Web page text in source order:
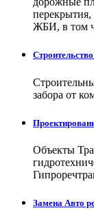
ЖБИ, в том
забора от
Объекты
Замена Авто